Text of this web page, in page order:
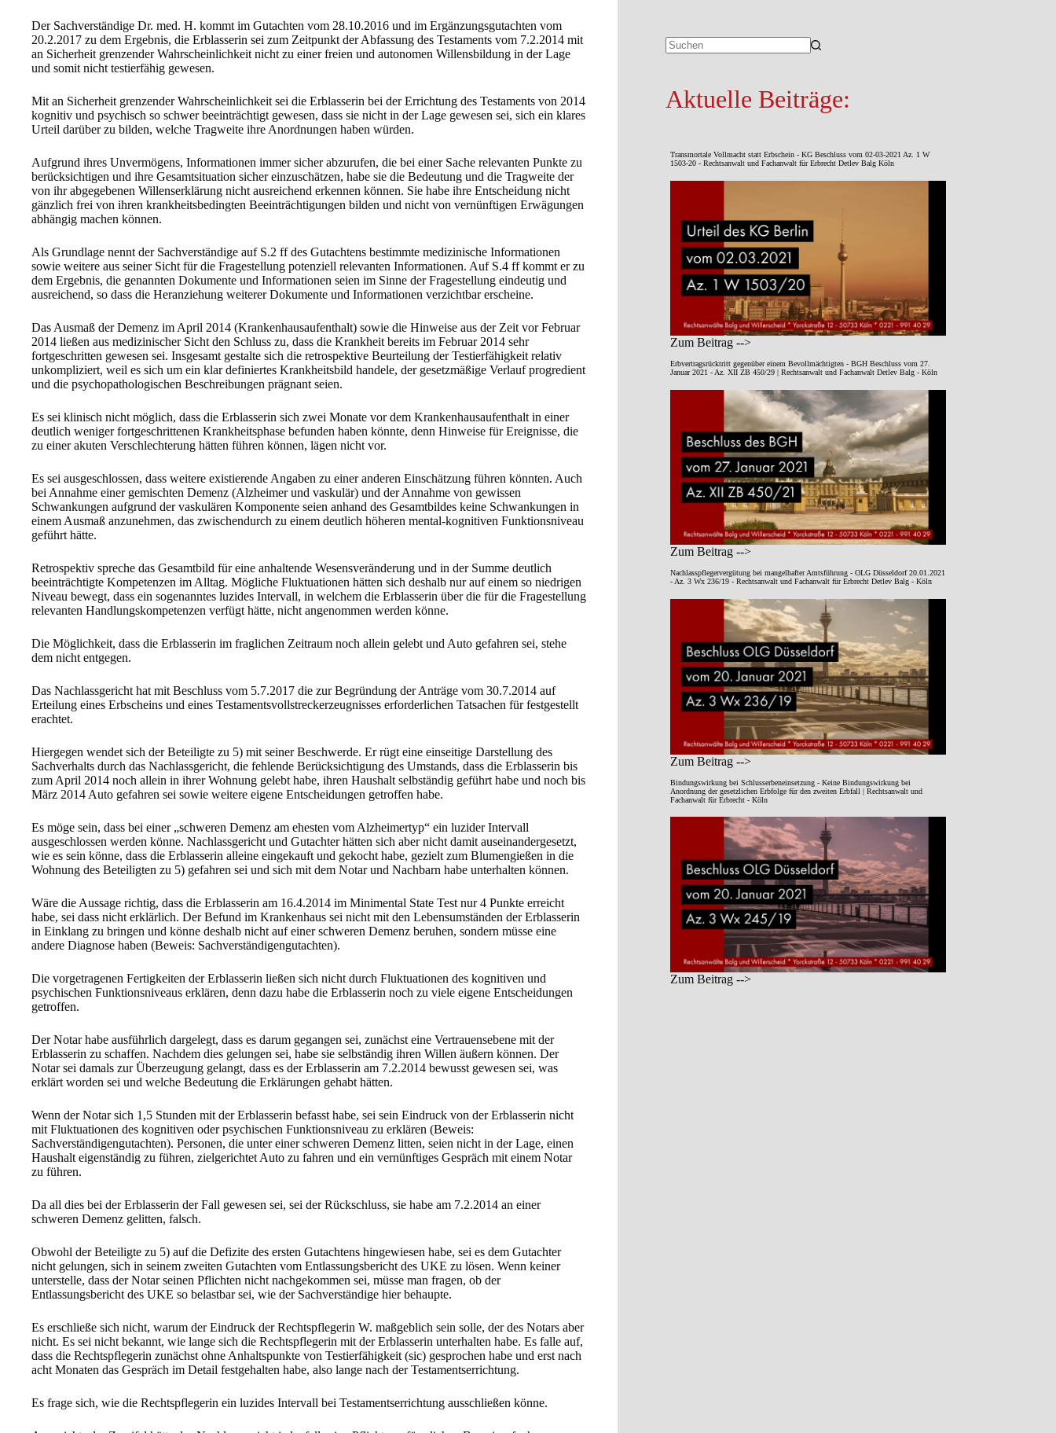
Der Sachverständige Dr. med. H. kommt im Gutachten vom 28.10.2016 und im Ergänzungsgutachten vom
20.2.2017 zu dem Ergebnis, die Erblasserin sei zum Zeitpunkt der Abfassung des Testaments vom 7.2.2014 mit
an Sicherheit grenzender Wahrscheinlichkeit nicht zu einer freien und autonomen Willensbildung in der Lage
und somit nicht testierfähig gewesen.
Mit an Sicherheit grenzender Wahrscheinlichkeit sei die Erblasserin bei der Errichtung des Testaments von 2014
kognitiv und psychisch so schwer beeinträchtigt gewesen, dass sie nicht in der Lage gewesen sei, sich ein klares
Urteil darüber zu bilden, welche Tragweite ihre Anordnungen haben würden.
Aufgrund ihres Unvermögens, Informationen immer sicher abzurufen, die bei einer Sache relevanten Punkte zu
berücksichtigen und ihre Gesamtsituation sicher einzuschätzen, habe sie die Bedeutung und die Tragweite der
von ihr abgegebenen Willenserklärung nicht ausreichend erkennen können. Sie habe ihre Entscheidung nicht
gänzlich frei von ihren krankheitsbedingten Beeinträchtigungen bilden und nicht von vernünftigen Erwägungen
abhängig machen können.
Als Grundlage nennt der Sachverständige auf S.2 ff des Gutachtens bestimmte medizinische Informationen
sowie weitere aus seiner Sicht für die Fragestellung potenziell relevanten Informationen. Auf S.4 ff kommt er zu
dem Ergebnis, die genannten Dokumente und Informationen seien im Sinne der Fragestellung eindeutig und
ausreichend, so dass die Heranziehung weiterer Dokumente und Informationen verzichtbar erscheine.
Das Ausmaß der Demenz im April 2014 (Krankenhausaufenthalt) sowie die Hinweise aus der Zeit vor Februar
2014 ließen aus medizinischer Sicht den Schluss zu, dass die Krankheit bereits im Februar 2014 sehr
fortgeschritten gewesen sei. Insgesamt gestalte sich die retrospektive Beurteilung der Testierfähigkeit relativ
unkompliziert, weil es sich um ein klar definiertes Krankheitsbild handele, der gesetzmäßige Verlauf progredient
und die psychopathologischen Beschreibungen prägnant seien.
Es sei klinisch nicht möglich, dass die Erblasserin sich zwei Monate vor dem Krankenhausaufenthalt in einer
deutlich weniger fortgeschrittenen Krankheitsphase befunden haben könnte, denn Hinweise für Ereignisse, die
zu einer akuten Verschlechterung hätten führen können, lägen nicht vor.
Es sei ausgeschlossen, dass weitere existierende Angaben zu einer anderen Einschätzung führen könnten. Auch
bei Annahme einer gemischten Demenz (Alzheimer und vaskulär) und der Annahme von gewissen
Schwankungen aufgrund der vaskulären Komponente seien anhand des Gesamtbildes keine Schwankungen in
einem Ausmaß anzunehmen, das zwischendurch zu einem deutlich höheren mental-kognitiven Funktionsniveau
geführt hätte.
Retrospektiv spreche das Gesamtbild für eine anhaltende Wesensveränderung und in der Summe deutlich
beeinträchtigte Kompetenzen im Alltag. Mögliche Fluktuationen hätten sich deshalb nur auf einem so niedrigen
Niveau bewegt, dass ein sogenanntes luzides Intervall, in welchem die Erblasserin über die für die Fragestellung
relevanten Handlungskompetenzen verfügt hätte, nicht angenommen werden könne.
Die Möglichkeit, dass die Erblasserin im fraglichen Zeitraum noch allein gelebt und Auto gefahren sei, stehe
dem nicht entgegen.
Das Nachlassgericht hat mit Beschluss vom 5.7.2017 die zur Begründung der Anträge vom 30.7.2014 auf
Erteilung eines Erbscheins und eines Testamentsvollstreckerzeugnisses erforderlichen Tatsachen für festgestellt
erachtet.
Hiergegen wendet sich der Beteiligte zu 5) mit seiner Beschwerde. Er rügt eine einseitige Darstellung des
Sachverhalts durch das Nachlassgericht, die fehlende Berücksichtigung des Umstands, dass die Erblasserin bis
zum April 2014 noch allein in ihrer Wohnung gelebt habe, ihren Haushalt selbständig geführt habe und noch bis
März 2014 Auto gefahren sei sowie weitere eigene Entscheidungen getroffen habe.
Es möge sein, dass bei einer „schweren Demenz am ehesten vom Alzheimertyp“ ein luzider Intervall
ausgeschlossen werden könne. Nachlassgericht und Gutachter hätten sich aber nicht damit auseinandergesetzt,
wie es sein könne, dass die Erblasserin alleine eingekauft und gekocht habe, gezielt zum Blumengießen in die
Wohnung des Beteiligten zu 5) gefahren sei und sich mit dem Notar und Nachbarn habe unterhalten können.
Wäre die Aussage richtig, dass die Erblasserin am 16.4.2014 im Minimental State Test nur 4 Punkte erreicht
habe, sei dass nicht erklärlich. Der Befund im Krankenhaus sei nicht mit den Lebensumständen der Erblasserin
in Einklang zu bringen und könne deshalb nicht auf einer schweren Demenz beruhen, sondern müsse eine
andere Diagnose haben (Beweis: Sachverständigengutachten).
Die vorgetragenen Fertigkeiten der Erblasserin ließen sich nicht durch Fluktuationen des kognitiven und
psychischen Funktionsniveaus erklären, denn dazu habe die Erblasserin noch zu viele eigene Entscheidungen
getroffen.
Der Notar habe ausführlich dargelegt, dass es darum gegangen sei, zunächst eine Vertrauensebene mit der
Erblasserin zu schaffen. Nachdem dies gelungen sei, habe sie selbständig ihren Willen äußern können. Der
Notar sei damals zur Überzeugung gelangt, dass es der Erblasserin am 7.2.2014 bewusst gewesen sei, was
erklärt worden sei und welche Bedeutung die Erklärungen gehabt hätten.
Wenn der Notar sich 1,5 Stunden mit der Erblasserin befasst habe, sei sein Eindruck von der Erblasserin nicht
mit Fluktuationen des kognitiven oder psychischen Funktionsniveau zu erklären (Beweis:
Sachverständigengutachten). Personen, die unter einer schweren Demenz litten, seien nicht in der Lage, einen
Haushalt eigenständig zu führen, zielgerichtet Auto zu fahren und ein vernünftiges Gespräch mit einem Notar
zu führen.
Da all dies bei der Erblasserin der Fall gewesen sei, sei der Rückschluss, sie habe am 7.2.2014 an einer
schweren Demenz gelitten, falsch.
Obwohl der Beteiligte zu 5) auf die Defizite des ersten Gutachtens hingewiesen habe, sei es dem Gutachter
nicht gelungen, sich in seinem zweiten Gutachten vom Entlassungsbericht des UKE zu lösen. Wenn keiner
unterstelle, dass der Notar seinen Pflichten nicht nachgekommen sei, müsse man fragen, ob der
Entlassungsbericht des UKE so belastbar sei, wie der Sachverständige hier behaupte.
Es erschließe sich nicht, warum der Eindruck der Rechtspflegerin W. maßgeblich sein solle, der des Notars aber
nicht. Es sei nicht bekannt, wie lange sich die Rechtspflegerin mit der Erblasserin unterhalten habe. Es falle auf,
dass die Rechtspflegerin zunächst ohne Anhaltspunkte von Testierfähigkeit (sic) gesprochen habe und erst nach
acht Monaten das Gespräch im Detail festgehalten habe, also lange nach der Testamentserrichtung.
Es frage sich, wie die Rechtspflegerin ein luzides Intervall bei Testamentserrichtung ausschließen könne.
Aktuelle Beiträge:
Transmortale Vollmacht statt Erbschein - KG Beschluss vom 02-03-2021 Az. 1 W
1503-20 - Rechtsanwalt und Fachanwalt für Erbrecht Detlev Balg Köln
Zum Beitrag -->
Erbvertragsrücktritt gegenüber einem Bevollmächtigten - BGH Beschluss vom 27.
Januar 2021 - Az. XII ZB 450/29 | Rechtsanwalt und Fachanwalt Detlev Balg - Köln
Zum Beitrag -->
Nachlasspflegervergütung bei mangelhafter Amtsführung - OLG Düsseldorf 20.01.2021
- Az. 3 Wx 236/19 - Rechtsanwalt und Fachanwalt für Erbrecht Detlev Balg - Köln
Zum Beitrag -->
Bindungswirkung bei Schlusserbeneinsetzung - Keine Bindungswirkung bei
Anordnung der gesetzlichen Erbfolge für den zweiten Erbfall | Rechtsanwalt und
Fachanwalt für Erbrecht - Köln
Zum Beitrag -->